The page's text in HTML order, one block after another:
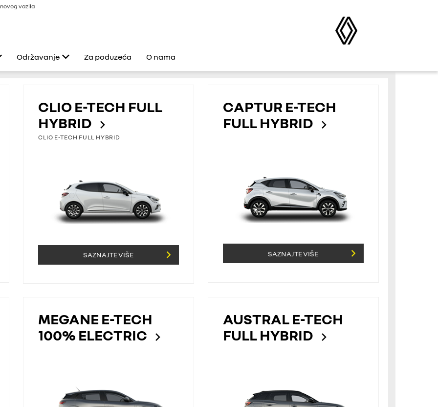
vozila
Održavanje
Servis i popravci
Dodatna oprema
Renault Pomoć
Za poduzeća O nama
CLIO E-TECH FULL
HYBRID
CLIO E-TECH FULL HYBRID
SAZNAJTE VIŠE
CAPTUR E-TECH
FULL HYBRID
SAZNAJTE VIŠE
MEGANE E-TECH
100% ELECTRIC
AUSTRAL E-TECH
FULL HYBRID